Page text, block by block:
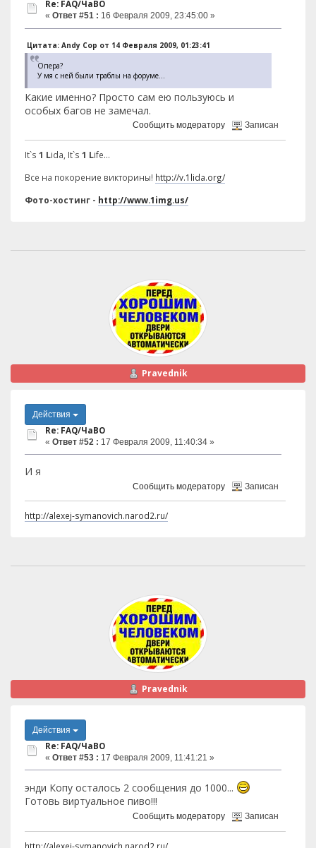
Re: FAQ/ЧаВО
« Ответ #51 : 16 Февраля 2009, 23:45:00 »
Цитата: Andy Cop от 14 Февраля 2009, 01:23:41
Опера?
У мя с ней были траблы на форуме...
Какие именно? Просто сам ею пользуюсь и
особых багов не замечал.
Сообщить модератору Записан
It`s 1 Lida, It`s 1 Life...
Все на покорение викторины! http://v.1lida.org/
Фото-хостинг - http://www.1img.us/
Pravednik
Действия
Re: FAQ/ЧаВО
« Ответ #52 : 17 Февраля 2009, 11:40:34 »
И я
Сообщить модератору Записан
http://alexej-symanovich.narod2.ru/
Pravednik
Действия
Re: FAQ/ЧаВО
« Ответ #53 : 17 Февраля 2009, 11:41:21 »
энди Копу осталось 2 сообщения до 1000...
Готовь виртуальное пиво!!!
Сообщить модератору Записан
http://alexej-symanovich.narod2.ru/